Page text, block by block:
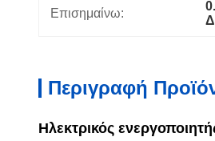
Επισημαίνω:
Περιγραφή
Ηλεκτρικός